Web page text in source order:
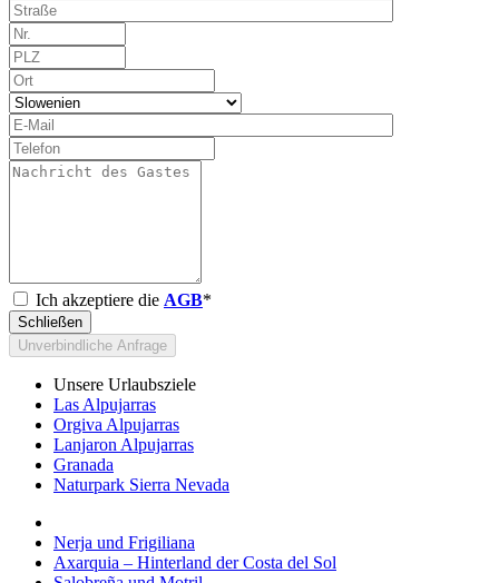
Ich akzeptiere die AGB*
Schließen
Unverbindliche Anfrage
Unsere Urlaubsziele
Las Alpujarras
Orgiva Alpujarras
Lanjaron Alpujarras
Granada
Naturpark Sierra Nevada
Nerja und Frigiliana
Axarquia – Hinterland der Costa del Sol